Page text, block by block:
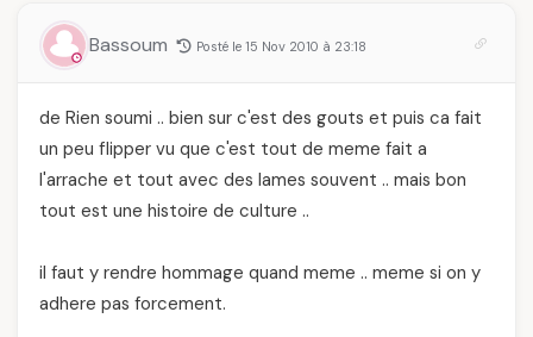
Bassoum Posté le 15 Nov 2010 à 23:18
de Rien soumi .. bien sur c'est des gouts et puis ca fait
un peu flipper vu que c'est tout de meme fait a
l'arrache et tout avec des lames souvent .. mais bon
tout est une histoire de culture ..
il faut y rendre hommage quand meme .. meme si on y
adhere pas forcement.